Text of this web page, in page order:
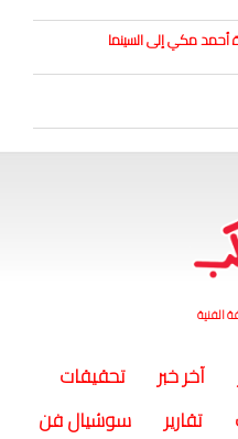
مكي إلى السينما
الفنية
آخر خبر
تحقيقات
تقارير
سوشيال فن